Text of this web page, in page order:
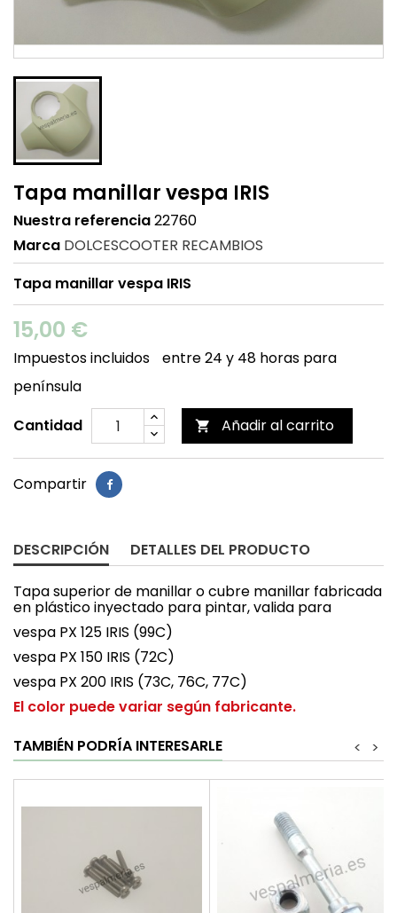
Tapa manillar vespa IRIS
Nuestra referencia22760
Marca DOLCESCOOTER RECAMBIOS
Tapa manillar vespa IRIS
15,00 €
Impuestos incluidos
entre 24 y 48 horas para
península
Cantidad
 Añadir al carrito
Compartir
DESCRIPCIÓN DETALLES DEL PRODUCTO
Tapa superior de manillar o cubre manillar fabricada
en plástico inyectado para pintar, valida para
vespa PX 125 IRIS (99C)
vespa PX 150 IRIS (72C)
vespa PX 200 IRIS (73C, 76C, 77C)
El color puede variar según fabricante.
TAMBIÉN PODRÍA INTERESARLE
>
<